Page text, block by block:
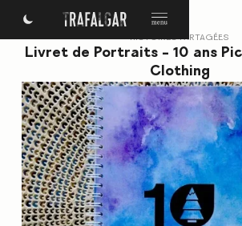
HISTOIRES PARTAGÉES
Livret de Portraits – 10 ans
Clothing